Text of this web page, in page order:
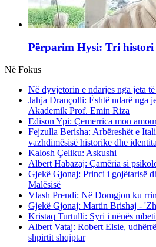
Përparim Hysi: Tri histori
Në Fokus
Në dyvjetorin e ndarjes nga jeta
Jahja Drançolli: Është ndarë nga
Akademik Prof. Emin Riza
Edison Ypi: Çemerrica mon
Fejzulla Berisha: Arbëreshët e
vazhdimësisë historike dhe
Kalosh Çeliku: Askushi
Albert Habazaj: Çamëria si
Gjekë Gjonaj: Princi i gojëtarisë
Malësisë
Vlash Prendi: Në Domgjon ku
Gjekë Gjonaj: Martin Brishaj -
Kristaq Turtulli: Syri i nënës
Albert Vataj: Robert Elsie,
shpirtit shqiptar